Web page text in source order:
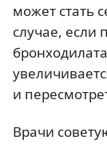
может стать
случае, если
и
Врачи